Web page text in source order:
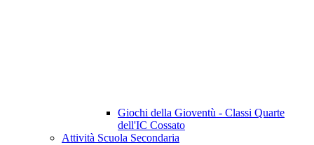
Giochi della Gioventù - Classi Quarte
dell'IC Cossato
Attività Scuola Secondaria